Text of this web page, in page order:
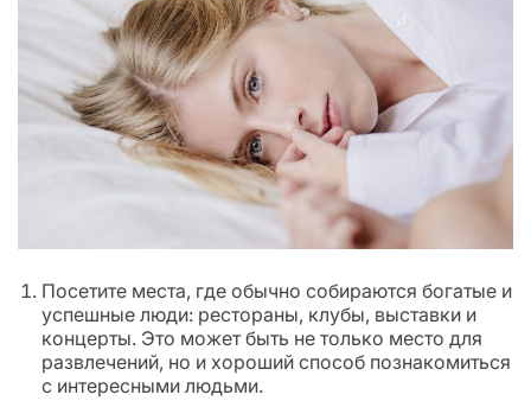
Посетите места, где обычно собираются богатые и
успешные люди: рестораны, клубы, выставки и
концерты. Это может быть не только место для
развлечений, но и хороший способ познакомиться
с интересными людьми.